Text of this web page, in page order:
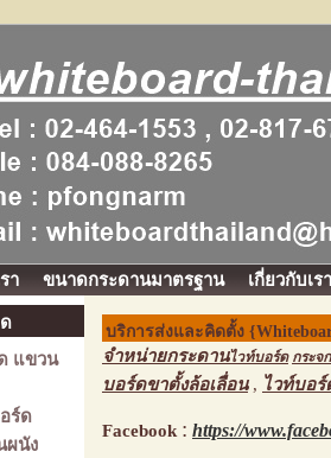
า ขนาดกระดานมาตรฐาน เกี่ยวกับเรา
แขวน
ร์ด
ผนัง
บริการส่งและคิดตั้ง
จำหน่ายกระดานไวท์บอร์ด กระจ
บอร์ดขาตั้งล้อเลื่อน, ไวท์บอร์
Facebook : https://